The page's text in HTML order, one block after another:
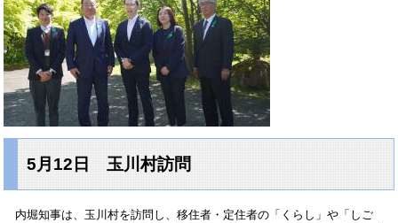
5月12日 玉川村訪問
内堀知事は、玉川村を訪問し、移住者・定住者の「くらし」や「しご